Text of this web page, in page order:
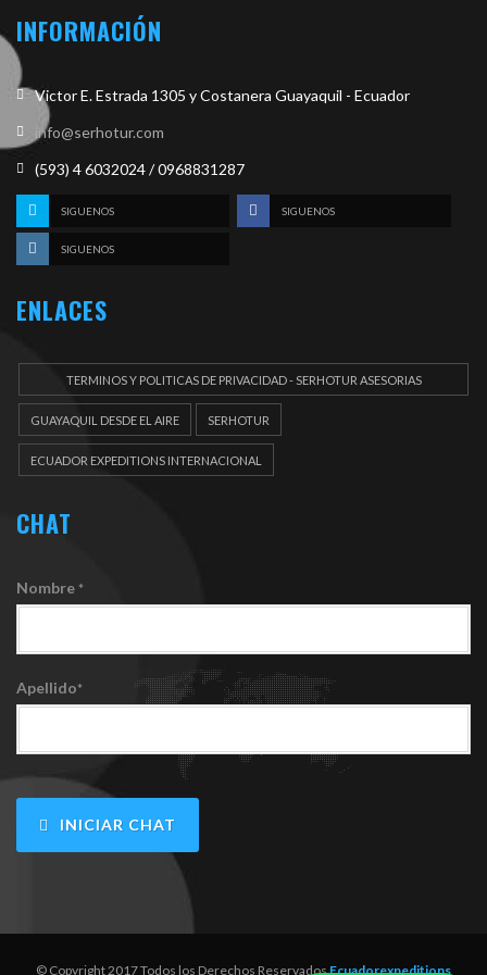
INFORMACIÓN
Victor E. Estrada 1305 y Costanera Guayaquil - Ecuador
info@serhotur.com
(593) 4 6032024 / 0968831287
SIGUENOS SIGUENOS
SIGUENOS
ENLACES
TERMINOS Y POLITICAS DE PRIVACIDAD - SERHOTUR ASESORIAS
GUAYAQUIL DESDE EL AIRE SERHOTUR
ECUADOR EXPEDITIONS INTERNACIONAL
CHAT
Nombre *
Apellido*
INICIAR CHAT
© Copyright 2017 Todos los Derechos ReservadosEcuadorexpeditions